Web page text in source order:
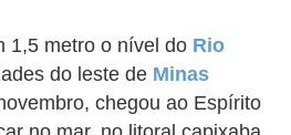
1,5 metro o nível do Rio
do leste de Minas
chegou ao Espírito